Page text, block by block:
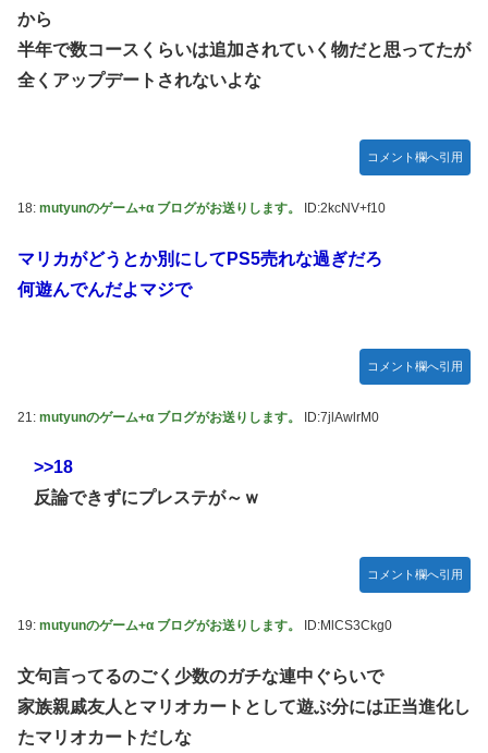
モバＰ「アイドルにセクハラをします」
【画像】漫画・アニメの「武人系敵幹部」に付きまといがち
おでこ封印！中村アン、“前髪あり”の新ヘアスタイルに「新
BYDの軽EV「ラッコ」受注が700台超 7月販売は125台
【種運命】ネオが結局よく分からないまま新しい映画が終わ
った後ももやもやしてる
乃木坂ど新規の5期オタさんってもしかして、賀喜遥香のイ
焦げだらけの業務用鉄板が水と蒸気で鏡のようにピカピカに
「味が全部流れていく！」【海外の反応】
ラｗｗｗｗｗ
賀喜遥香 ｢さくちゃんはちいかわ｣ 遠藤さくら ｢かっきーは
から
半年で数コースくらいは追加されていく物だと思ってたが
全くアップデートされないよな
コメント欄へ引用
18: mutyunのゲーム+α ブログがお送りします。 ID:2kcNV+f10
マリカがどうとか別にしてPS5売れな過ぎだろ
何遊んでんだよマジで
コメント欄へ引用
21: mutyunのゲーム+α ブログがお送りします。 ID:7jlAwlrM0
>>18
反論できずにプレステが～ｗ
コメント欄へ引用
19: mutyunのゲーム+α ブログがお送りします。 ID:MlCS3Ckg0
文句言ってるのごく少数のガチな連中ぐらいで
家族親戚友人とマリオカートとして遊ぶ分には正当進化し
たマリオカートだしな